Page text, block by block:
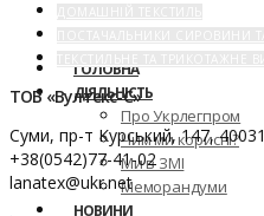
ГОЛОВНА
ДІЯЛЬНІСТЬ
Про Укрлегпром
Чим ми корисні?
Ми в ЗМІ
Меморандуми
НОВИНИ
ТОВ «Вултекс-С»
Суми, пр-т Курський, 147, 40031
+38(0542)77-41-02
lanatex@ukr.net